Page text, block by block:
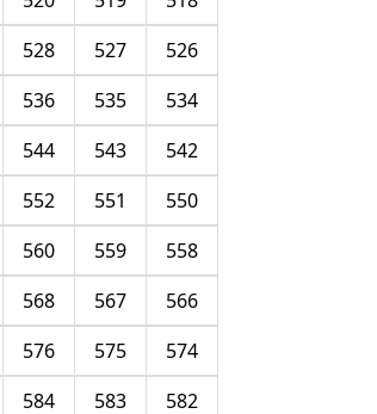
526
527
528
534
535
536
542
543
544
550
551
552
558
559
560
566
567
568
574
575
576
582
583
584